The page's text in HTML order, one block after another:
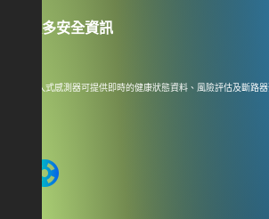
多安全資訊
嵌入式感測器可提供即時的健康狀態資料、風險評估及斷
support